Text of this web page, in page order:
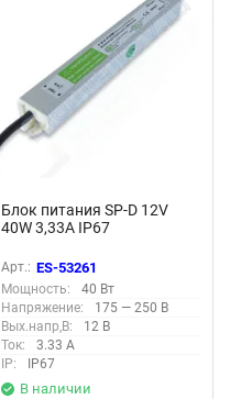
Блок питания SP-D 12V
40W 3,33A IP67
Арт.: ES-53261
Мощность:
40 Вт
Напряжение:
175 — 250 В
Вых.напр,В:
12 В
Ток:
3.33 А
IP:
IP67
В наличии